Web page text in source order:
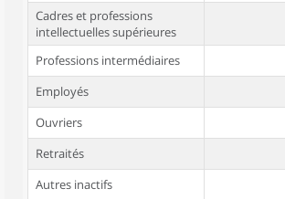
Cadres et professions
intellectuelles supérieures
Professions intermédiaires
Employés
Ouvriers
Retraités
Autres inactifs